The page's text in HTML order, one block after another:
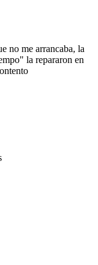
no me arrancaba, la
la repararon en